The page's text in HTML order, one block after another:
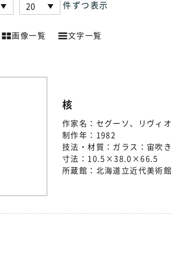
件ずつ表示
画像一覧 文字一覧
核
作家名： セグーソ、リヴィオ
制作年： 1982
技法・材質： ガラス：宙吹き
寸法： 10.5×38.0×66.5
所蔵館： 北海道立近代美術館